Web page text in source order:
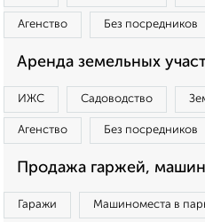
Агенство Без посредников
Аренда земельных
ИЖС Садоводство
Агенство Без посредников
Продажа гаржей,
Гаражи Машиноместа в